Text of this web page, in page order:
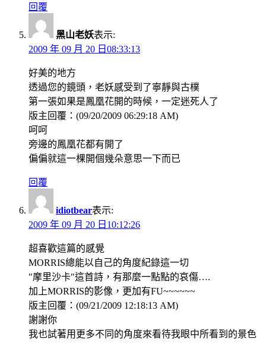
回覆
黑山老妖表示:
2009 年 09 月 20 日08:33:13
好美的地方
透過您的鏡頭，老妖感受到了寧靜與古樸
第一張如果是鳳凰花開的時候，一定迷死人了
版主回覆：(09/20/2009 06:29:18 AM)
呵呵
旁邊的鳳凰花都有開了
偏偏就這一棵開個幾朵意思一下而已
回覆
idiotbear表示:
2009 年 09 月 20 日10:12:26
超喜歡這篇的感覺
MORRIS總能以自己的角度紀錄這一切
"摩里沙卡"這首詩，有那麼一點點的哀傷….
加上MORRIS的影像，更加有FU~~~~~~
版主回覆：(09/21/2009 12:18:13 AM)
謝謝你
我也試著用更多不同的角度來看待我眼中所看到的景色